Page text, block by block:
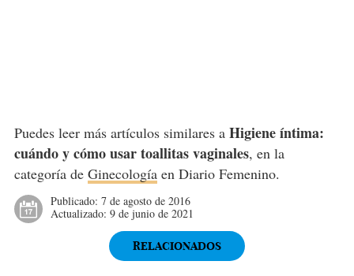
Puedes leer más artículos similares a Higiene íntima:
cuándo y cómo usar toallitas vaginales, en la
categoría de Ginecologíaen Diario Femenino.
Publicado: 7 de agosto de 2016
Actualizado: 9 de junio de 2021
RELACIONADOS